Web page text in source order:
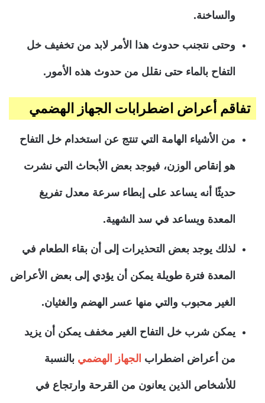
والساخنة.
وحتى نتجنب حدوث هذا الأمر لابد من تخفيف خل
التفاح بالماء حتى نقلل من حدوث هذه الأمور.
تفاقم أعراض اضطرابات الجهاز الهضمي
من الأشياء الهامة التي تنتج عن استخدام خل التفاح
هو إنقاص الوزن، فيوجد بعض الأبحاث التي نشرت
حديثًا أنه يساعد على إبطاء سرعة معدل تفريغ
المعدة ويساعد في سد الشهية.
لذلك يوجد بعض التحذيرات إلى أن بقاء الطعام في
المعدة فترة طويلة يمكن أن يؤدي إلى بعض الأعراض
الغير محبوب والتي منها عسر الهضم والغثيان.
يمكن شرب خل التفاح الغير مخفف يمكن أن يزيد
من أعراض اضطراب الجهاز الهضمي بالنسبة
للأشخاص الذين يعانون من القرحة وارتجاع في